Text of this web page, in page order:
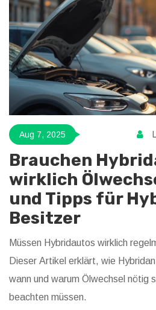
Aug 7, 2025
Brauchen
wirklich
und Tipps für
Besitzer
Müssen Hybridautos wirklich
Dieser Artikel erklärt, wie
wann und warum Ölwechsel nötig
beachten müssen.